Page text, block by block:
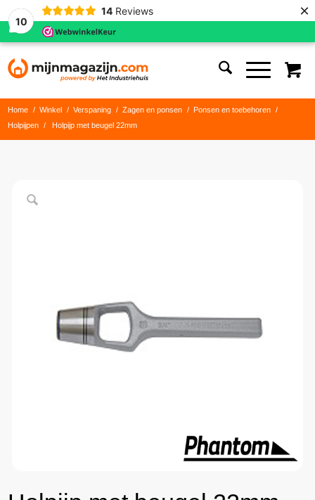
10
14 Reviews ×
Home / Winkel / Verspaning / Zagen en ponsen / Ponsen en toebehoren
/
Holpijpen
/ Holpijp met beugel 22mm